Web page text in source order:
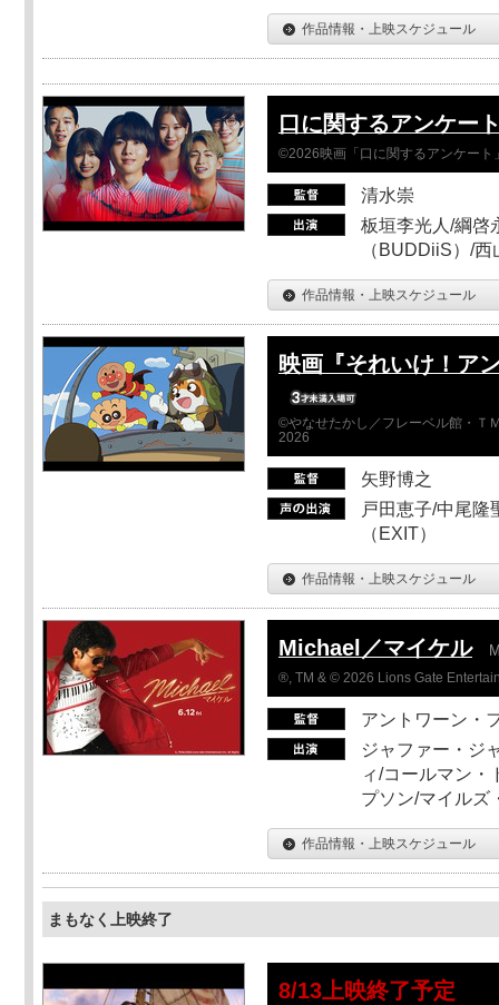
作品情報・上映スケジュール
口に関するアンケー
©2026映画「口に関するアンケート
清水崇
板垣李光人/綱啓
（BUDDiiS）/
作品情報・上映スケジュール
映画『それいけ！ア
©やなせたかし／フレーベル館・Ｔ
2026
矢野博之
戸田恵子/中尾隆
（EXIT）
作品情報・上映スケジュール
Michael／マイケル
®, TM & © 2026 Lions Gate
アントワーン・
ジャファー・ジ
ィ/コールマン・
プソン/マイルズ
作品情報・上映スケジュール
まもなく上映終了
8/13上映終了予定